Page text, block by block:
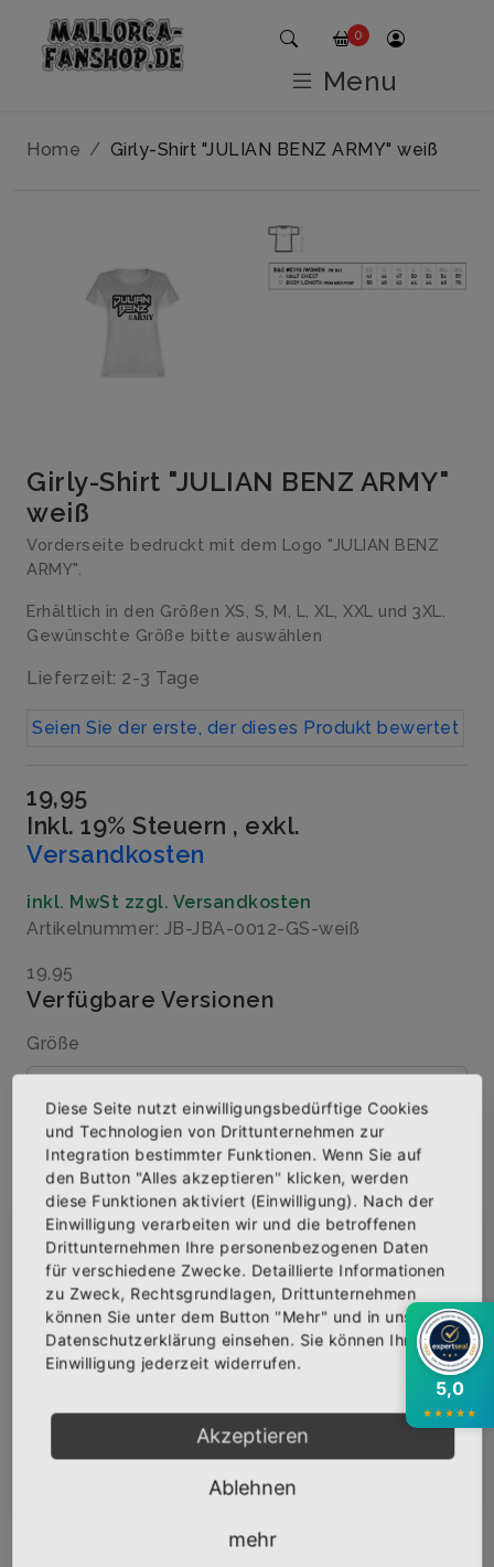
Home Girly-Shirt "JULIAN BENZ ARMY" weiß
Girly-Shirt "JULIAN BENZ ARMY"
weiß
Vorderseite bedruckt mit dem Logo "JULIAN BENZ
ARMY".
Erhältlich in den Größen XS, S, M, L, XL, XXL und 3XL.
Gewünschte Größe bitte auswählen
Lieferzeit: 2-3 Tage
Seien Sie der erste, der dieses Produkt bewertet
19,95
Inkl. 19% Steuern , exkl.
Versandkosten
inkl. MwSt zzgl. Versandkosten
Artikelnummer: JB-JBA-0012-GS-weiß
19,95
Verfügbare Versionen
Größe
Menge
IN DEN WARENKORB
AUF DIE WUNSCHLISTE
BESCHREIBUNG INFOS BEWERTUNGEN
Abonniere jetzt unseren Newsletter
Bekomme die aktuellsten News über neue
Produkte und zudem einen 10% Gutschein für
deine nächste Bestellung.
Abonnieren
0
Menu
5,0
★★★★★
Diese Seite nutzt einwilligungsbedürftige Cookies
und Technologien von Drittunternehmen zur
Integration bestimmter Funktionen. Wenn Sie auf
den Button "Alles akzeptieren" klicken, werden
diese Funktionen aktiviert (Einwilligung). Nach der
Einwilligung verarbeiten wir und die betroffenen
Drittunternehmen Ihre personenbezogenen Daten
für verschiedene Zwecke. Detaillierte Informationen
zu Zweck, Rechtsgrundlagen, Drittunternehmen
können Sie unter dem Button "Mehr" und in unserer
Datenschutzerklärung einsehen. Sie können Ihre
Einwilligung jederzeit widerrufen.
Akzeptieren
Ablehnen
mehr